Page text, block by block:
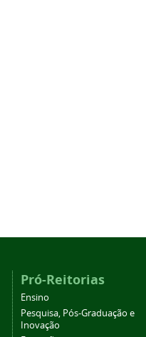
Pró-Reitorias
Ensino
Pesquisa, Pós-Graduação e
Inovação